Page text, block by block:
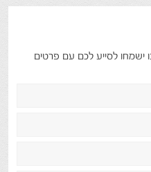
ישמחו לסייע לכם עם פרטים